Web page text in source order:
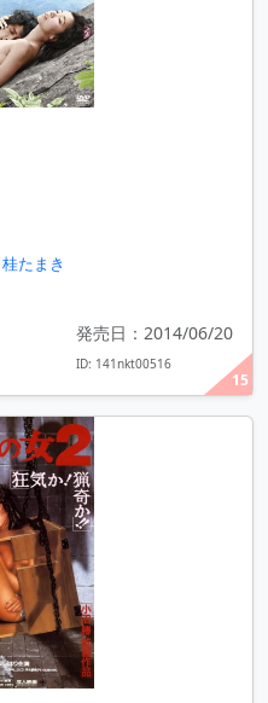
15
桂たまき
発売日：2014/06/20
ID: 141nkt00516